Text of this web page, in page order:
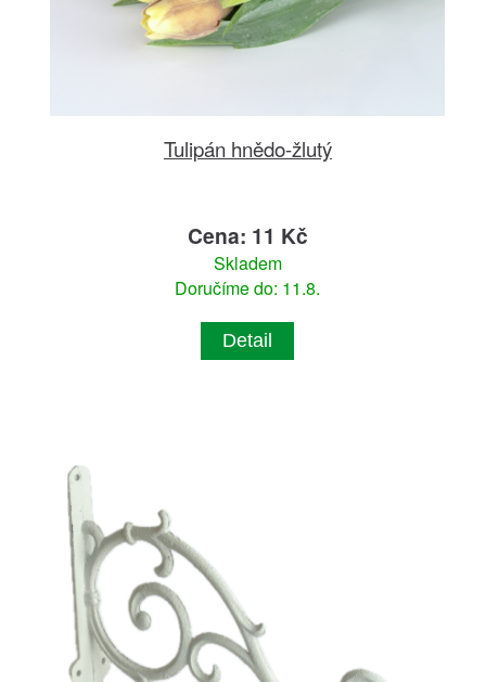
Tulipán hnědo-žlutý
Cena: 11 Kč
Skladem
Doručíme do: 11.8.
Detail